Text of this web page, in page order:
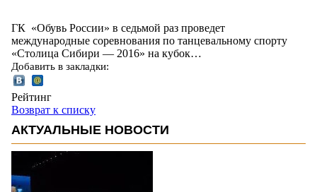
ГК «Обувь России» в седьмой раз проведет
международные соревнования по танцевальному спорту
«Столица Сибири — 2016» на кубок…
Добавить в закладки:
Рейтинг
Возврат к списку
АКТУАЛЬНЫЕ НОВОСТИ